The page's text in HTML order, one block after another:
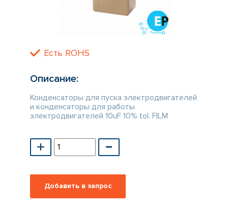
Есть ROHS
Описание:
Конденсаторы для пуска электродвигателей
и конденсаторы для работы
электродвигателей 10uF 10% tol. FILM